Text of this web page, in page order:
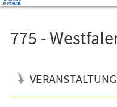
775 -